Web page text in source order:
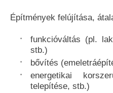
Építmények felújítása,
funkcióváltás (pl.
stb.)
bővítés
energetikai
telepítése, stb.)